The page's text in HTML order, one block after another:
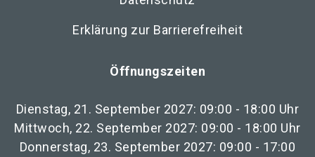
Erklärung zur Barrierefreiheit
Öffnungszeiten
Dienstag, 21. September 2027: 09:00 - 18:00 Uhr
Mittwoch, 22. September 2027: 09:00 - 18:00 Uhr
Donnerstag, 23. September 2027: 09:00 - 17:00